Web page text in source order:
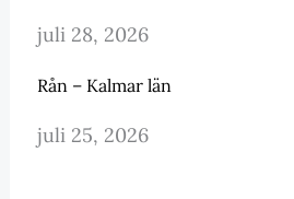
juli 28, 2026
Rån – Kalmar län
juli 25, 2026